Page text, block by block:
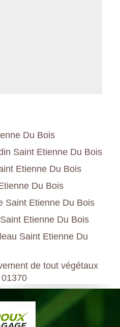
Du Bois
Saint Etienne Du Bois
Etienne Du Bois
Du Bois
Saint Etienne Du Bois
Etienne Du Bois
Saint Etienne Du
de tout végétaux